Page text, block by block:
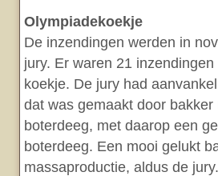
Olympiadekoekje
De inzendingen werden in
jury. Er waren 21
koekje. De jury had
dat was gemaakt door
boterdeeg, met daarop een
boterdeeg. Een mooi gelukt
massaproductie, aldus de jury.